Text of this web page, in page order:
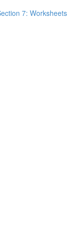
7: Worksheets